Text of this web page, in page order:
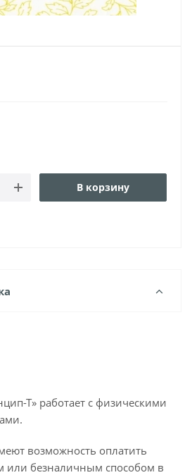
В корзину
Т» работает с физическими
возможность оплатить
безналичным способом в